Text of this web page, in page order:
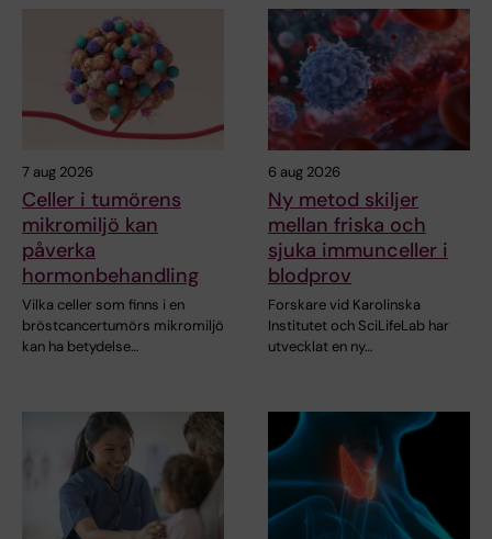
7 aug 2026
Celler i tumörens
mikromiljö kan
påverka
hormonbehandling
Vilka celler som finns i en
bröstcancertumörs mikromiljö
kan ha betydelse…
6 aug 2026
Ny metod skiljer
mellan friska och
sjuka immunceller i
blodprov
Forskare vid Karolinska
Institutet och SciLifeLab har
utvecklat en ny…